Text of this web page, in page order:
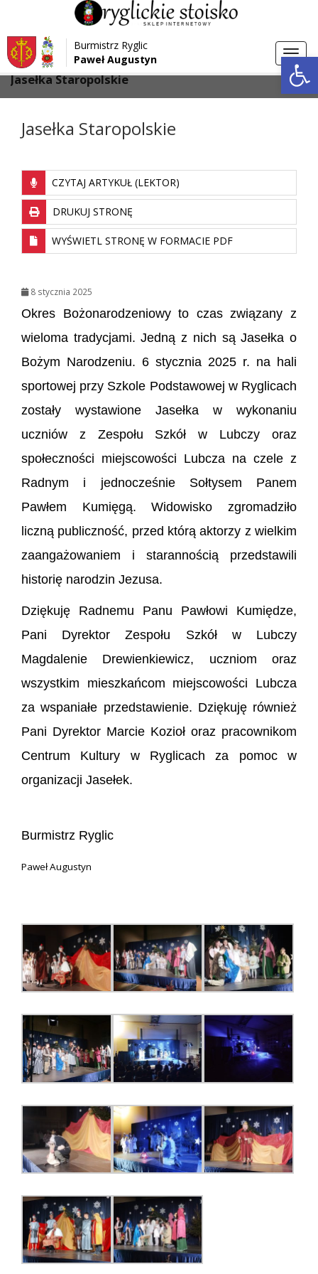
Przejdź do menu
Przejdź do głównej treści strony
Przejdź do stopki strony
Burmistrz Ryglic
Paweł Augustyn
Strona główna > Galeria
Jasełka Staropolskie
Jasełka Staropolskie
CZYTAJ ARTYKUŁ (LEKTOR)
DRUKUJ STRONĘ
WYŚWIETL STRONĘ W FORMACIE PDF
8 stycznia 2025
Okres Bożonarodzeniowy to czas związany z
wieloma tradycjami. Jedną z nich są Jasełka o
Bożym Narodzeniu. 6 stycznia 2025 r. na hali
sportowej przy Szkole Podstawowej w Ryglicach
zostały wystawione Jasełka w wykonaniu
uczniów z Zespołu Szkół w Lubczy oraz
społeczności miejscowości Lubcza na czele z
Radnym i jednocześnie Sołtysem Panem
Pawłem Kumięgą. Widowisko zgromadziło
liczną publiczność, przed którą aktorzy z wielkim
zaangażowaniem i starannością przedstawili
historię narodzin Jezusa.
Dziękuję Radnemu Panu Pawłowi Kumiędze,
Pani Dyrektor Zespołu Szkół w Lubczy
Magdalenie Drewienkiewicz, uczniom oraz
wszystkim mieszkańcom miejscowości Lubcza
za wspaniałe przedstawienie. Dziękuję również
Pani Dyrektor Marcie Kozioł oraz pracownikom
Centrum Kultury w Ryglicach za pomoc w
organizacji Jasełek.
Burmistrz Ryglic
Paweł Augustyn